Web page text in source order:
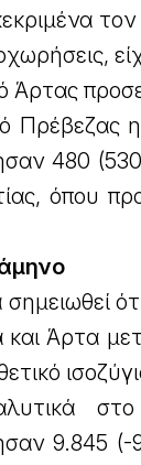
Άρτας
Πρέβεζας η
480 (530
όπου
σημειωθεί
και Άρτα
9.845 (-